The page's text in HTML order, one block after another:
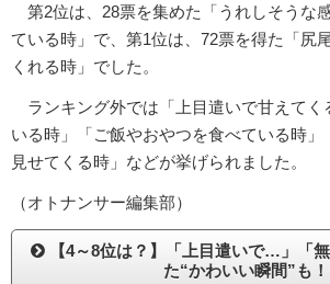
第2位は、28票を集めた「うれしそうな
ている時」で、第1位は、72票を得た「尻
くれる時」でした。
ランキング外では「上目遣いで甘えてく
いる時」「ご飯やおやつを食べている時」
見せてくる時」などが挙げられました。
（オトナンサー編集部）
【4～8位は？】「上目遣いで…」「
た“かわいい瞬間”も！